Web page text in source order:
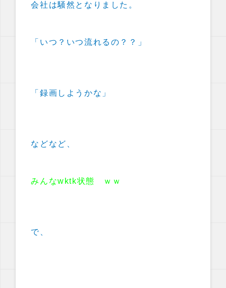
会社は騒然となりました。
「いつ？いつ流れるの？？」
「録画しようかな」
などなど、
みんなwktk状態 ｗｗ
で、